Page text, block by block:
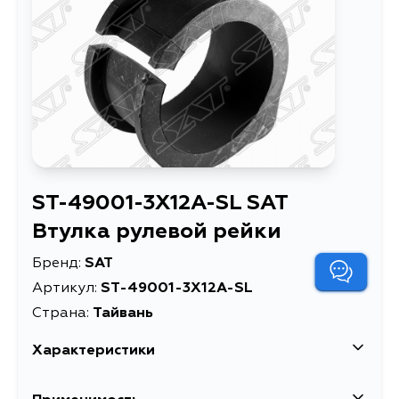
ST-49001-3X12A-SL SAT
Втулка рулевой рейки
Бренд: SAT
Артикул: ST-49001-3X12A-SL
Страна: Тайвань
Характеристики
Описание